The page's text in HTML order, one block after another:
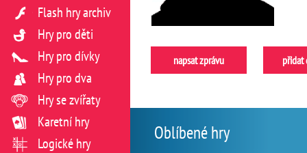
napsat zprávu přidat
Oblíbené hry
Flash hry archiv
Hry pro děti
Hry pro dívky
Hry pro dva
Hry se zvířaty
Karetní hry
Logické hry